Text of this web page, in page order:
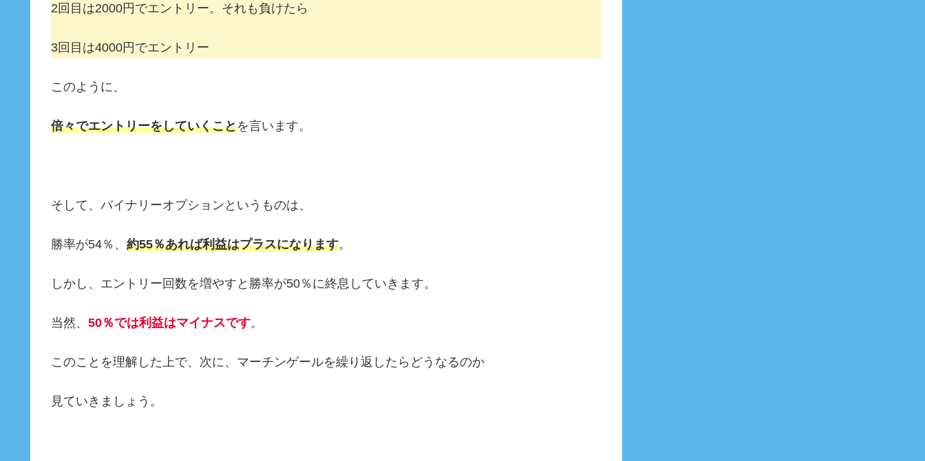
2回目は2000円でエントリー。それも負けたら
3回目は4000円でエントリー
このように、
倍々でエントリーをしていくことを言います。
そして、バイナリーオプションというものは、
勝率が54％、 約55％あれば利益はプラスになります。
しかし、エントリー回数を増やすと勝率が50％に終息していきます。
当然、 50％では利益はマイナスです。
このことを理解した上で、次に、マーチンゲールを繰り返したらどうなるのか
見ていきましょう。